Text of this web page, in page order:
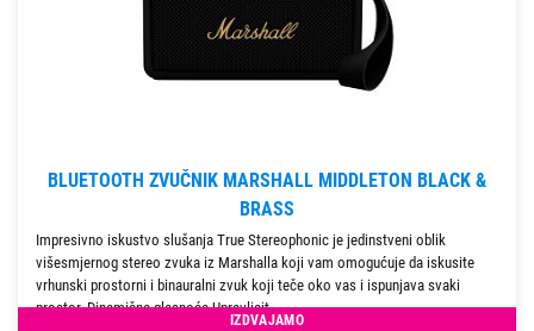
BLUETOOTH ZVUČNIK MARSHALL MIDDLETON BLACK &
BRASS
Impresivno iskustvo slušanja True Stereophonic je jedinstveni oblik
višesmjernog stereo zvuka iz Marshalla koji vam omogućuje da iskusite
vrhunski prostorni i binauralni zvuk koji teče oko vas i ispunjava svaki
prostor. Dinamična glasnoća Upravljajt
IZDVAJAMO